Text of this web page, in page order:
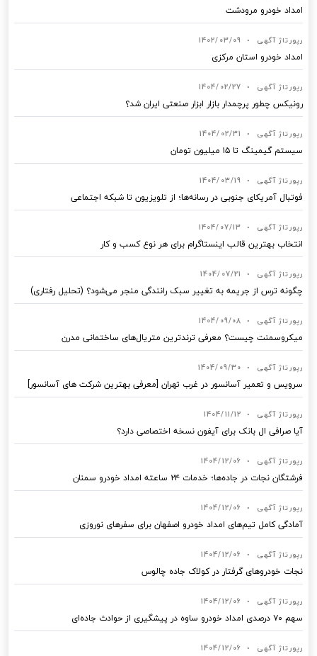
امداد خودرو مرودشت
رپورتاژ آگهی •
1402/03/09
امداد خودرو استان مرکزی
رپورتاژ آگهی •
1404/02/27
رونیکس چطور پرچمدار بازار ابزار صنعتی ایران شد؟
رپورتاژ آگهی •
1404/02/31
سیستم گیمینگ تا ۱۵ میلیون تومان
رپورتاژ آگهی •
1404/03/19
فوتبال آمریکای جنوبی در رسانه‌ها؛ از تلویزیون تا شبکه اجتماعی
رپورتاژ آگهی •
1404/07/13
انتخاب بهترین قالب‌ اینستاگرام برای هر نوع کسب‌ و کار
رپورتاژ آگهی •
1404/07/21
چگونه ترس از جریمه به تغییر سبک رانندگی منجر می‌شود؟ (تحلیل رفتاری)
رپورتاژ آگهی •
1404/09/08
میکروسمنت چیست؟ معرفی ترندترین متریال‌های ساختمانی مدرن
رپورتاژ آگهی •
1404/09/30
سرویس و تعمیر آسانسور در غرب تهران [معرفی بهترین شرکت های آسانسور]
رپورتاژ آگهی •
1404/11/12
آیا صرافی ال بانک برای آیفون نسخه اختصاصی دارد؟
رپورتاژ آگهی •
1404/12/06
فرشتگان نجات در جاده‌ها؛ خدمات ۲۴ ساعته امداد خودرو سمنان
رپورتاژ آگهی •
1404/12/06
آمادگی کامل تیم‌های امداد خودرو اصفهان برای سفرهای نوروزی
رپورتاژ آگهی •
1404/12/06
نجات خودروهای گرفتار در کولاک جاده چالوس
رپورتاژ آگهی •
1404/12/06
سهم ۷۰ درصدی امداد خودرو ساوه در پیشگیری از حوادث جاده‌ای
رپورتاژ آگهی •
1404/12/06